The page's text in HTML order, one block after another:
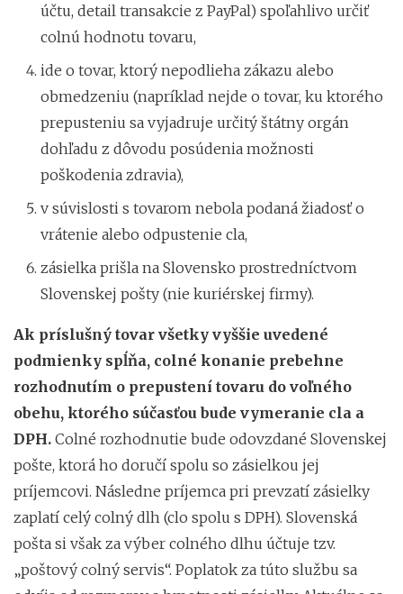
účtu, detail transakcie z PayPal) spoľahlivo určiť
colnú hodnotu tovaru,
ide o tovar, ktorý nepodlieha zákazu alebo
obmedzeniu (napríklad nejde o tovar, ku ktorého
prepusteniu sa vyjadruje určitý štátny orgán
dohľadu z dôvodu posúdenia možnosti
poškodenia zdravia),
v súvislosti s tovarom nebola podaná žiadosť o
vrátenie alebo odpustenie cla,
zásielka prišla na Slovensko prostredníctvom
Slovenskej pošty (nie kuriérskej firmy).
Ak príslušný tovar všetky vyššie uvedené
podmienky spĺňa, colné konanie prebehne
rozhodnutím o prepustení tovaru do voľného
obehu, ktorého súčasťou bude vymeranie cla a
DPH. Colné rozhodnutie bude odovzdané Slovenskej
pošte, ktorá ho doručí spolu so zásielkou jej
príjemcovi. Následne príjemca pri prevzatí zásielky
zaplatí celý colný dlh (clo spolu s DPH). Slovenská
pošta si však za výber colného dlhu účtuje tzv.
„poštový colný servis“. Poplatok za túto službu sa